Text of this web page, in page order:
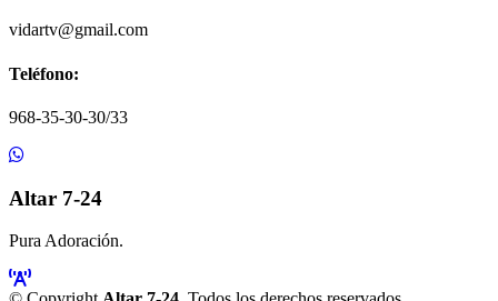
vidartv@gmail.com
Teléfono:
968-35-30-30/33
Altar 7-24
Pura Adoración.